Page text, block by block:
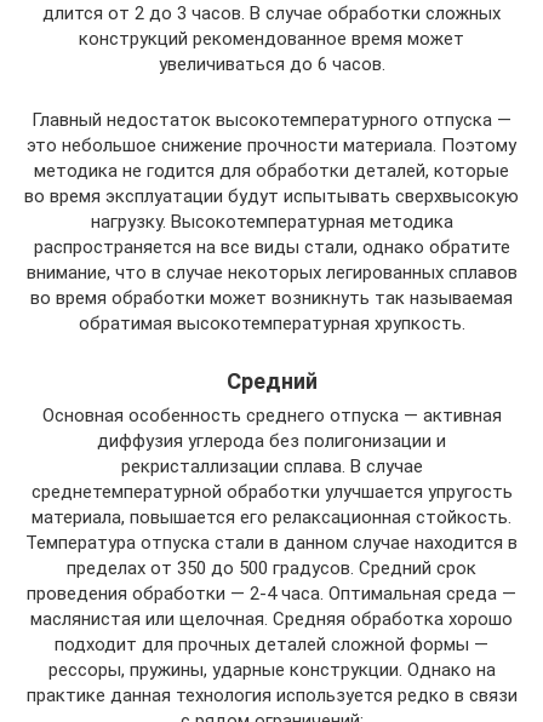
длится от 2 до 3 часов. В случае обработки сложных
конструкций рекомендованное время может
увеличиваться до 6 часов.
Главный недостаток высокотемпературного отпуска —
это небольшое снижение прочности материала. Поэтому
методика не годится для обработки деталей, которые
во время эксплуатации будут испытывать сверхвысокую
нагрузку. Высокотемпературная методика
распространяется на все виды стали, однако обратите
внимание, что в случае некоторых легированных сплавов
во время обработки может возникнуть так называемая
обратимая высокотемпературная хрупкость.
Средний
Основная особенность среднего отпуска — активная
диффузия углерода без полигонизации и
рекристаллизации сплава. В случае
среднетемпературной обработки улучшается упругость
материала, повышается его релаксационная стойкость.
Температура отпуска стали в данном случае находится в
пределах от 350 до 500 градусов. Средний срок
проведения обработки — 2-4 часа. Оптимальная среда —
маслянистая или щелочная. Средняя обработка хорошо
подходит для прочных деталей сложной формы —
рессоры, пружины, ударные конструкции. Однако на
практике данная технология используется редко в связи